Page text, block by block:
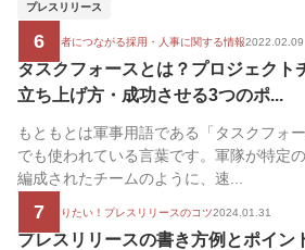
プレスリリース
6
広報担当者につながる採用・人事に関する情報2022.02.09
タスクフォースとは？プロジェクト
立ち上げ方・成功させる3つのポ...
もともとは軍事用語である「タスクフォ
でも使われている言葉です。軍隊が特定
編成されたチームのように、速...
7
もっと知りたい！プレスリリースのコツ2024.01.31
プレスリリースの書き方例とポイン